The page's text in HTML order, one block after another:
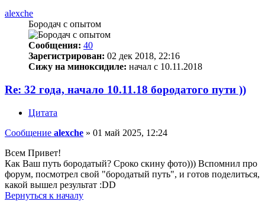
alexche
Бородач с опытом
Сообщения: 40
Зарегистрирован: 02 дек 2018, 22:16
Сижу на миноксидиле: начал с 10.11.2018
Re: 32 года, начало 10.11.18 бородатого пути ))
Цитата
Сообщение alexche » 01 май 2025, 12:24
Всем Привет!
Как Ваш путь бородатый? Сроко скину фото))) Вспомнил про
форум, посмотрел свой "бородатый путь", и готов поделиться,
какой вышел результат :DD
Вернуться к началу